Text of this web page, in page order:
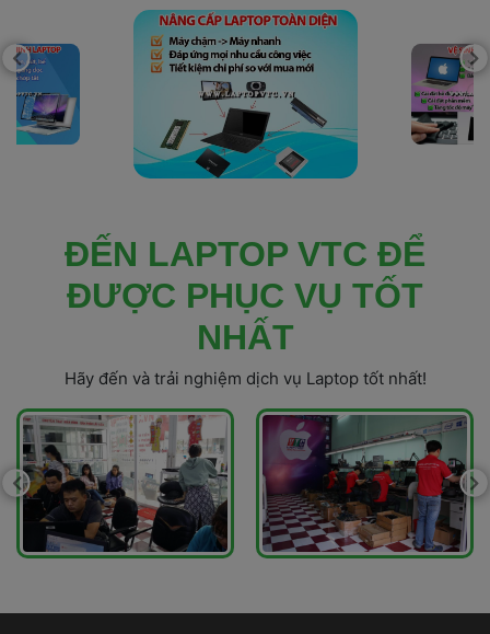
ĐẾN LAPTOP VTC ĐỂ
ĐƯỢC PHỤC VỤ TỐT
NHẤT
Hãy đến và trải nghiệm dịch vụ Laptop tốt nhất!